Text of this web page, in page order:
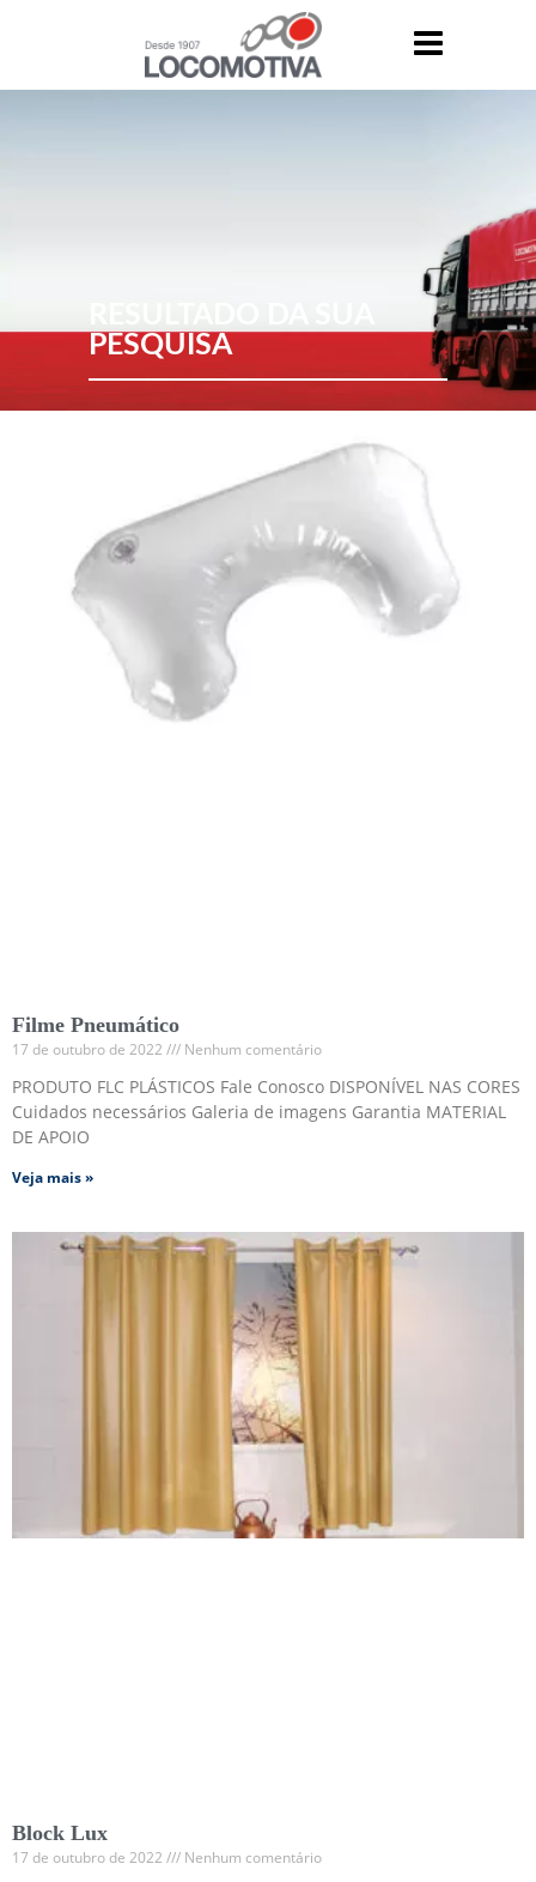
PESQUISA
Filme Pneumático
17 de outubro de 2022 Nenhum comentário
PRODUTO FLC PLÁSTICOS Fale Conosco DISPONÍVEL NAS CORES
Cuidados necessários Galeria de imagens Garantia MATERIAL
DE APOIO
Veja mais »
Block Lux
17 de outubro de 2022 Nenhum comentário